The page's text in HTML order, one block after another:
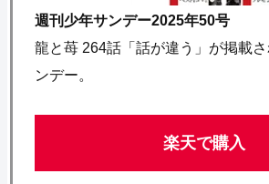
週刊少年サンデー2025年50号
龍と苺 264話「話が違う」が掲載
ンデー。
楽天で購入